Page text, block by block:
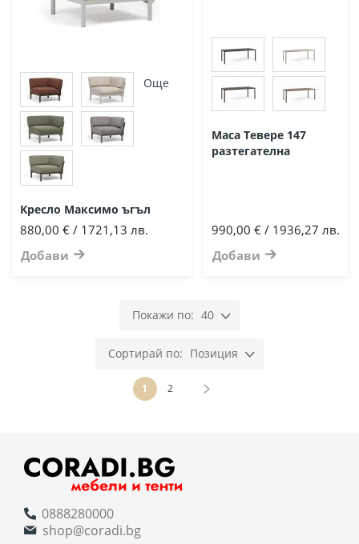
Още
Кресло Максимо ъгъл
880,00 € / 1721,13 лв.
Добави
Маса Тевере 147
разтегателна
990,00 € / 1936,27 лв.
Добави
40
Позиция
Страница
В момента четете страница
1 Страница
2
0888280000
shop@coradi.bg